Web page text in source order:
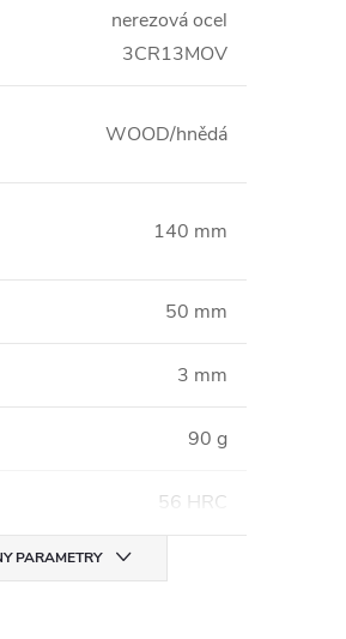
nerezová ocel
3CR13MOV
WOOD/hnědá
140 mm
50 mm
3 mm
90 g
56 HRC
PARAMETRY